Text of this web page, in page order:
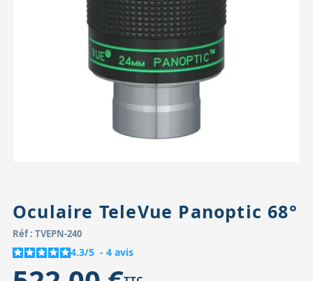
Accessoires pour montures
Pièces détachées
Oculaire TeleVue Panoptic 68°
Réf : TVEPN-240
4.3/5 - 4 avis